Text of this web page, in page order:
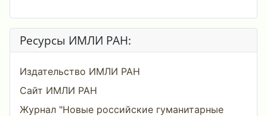
Ресурсы ИМЛИ РАН:
Издательство ИМЛИ РАН
Сайт ИМЛИ РАН
Журнал "Новые российские гуманитарные